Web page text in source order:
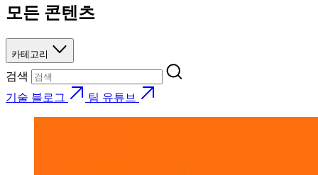
모든 콘텐츠
카테고리
검색
기술 블로그
팀 유튜브